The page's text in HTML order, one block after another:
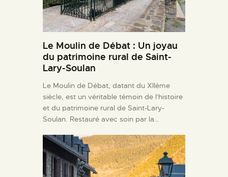
Le Moulin de Débat : Un joyau
du patrimoine rural de Saint-
Lary-Soulan
Le Moulin de Débat, datant du XIIème
siècle, est un véritable témoin de l'histoire
et du patrimoine rural de Saint-Lary-
Soulan. Restauré avec soin par la…